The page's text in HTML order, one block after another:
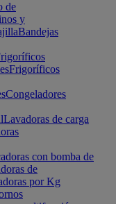
de
y
Bandejas
Frigoríficos
Congeladores
Lavadoras de carga
con bomba de
de
por Kg